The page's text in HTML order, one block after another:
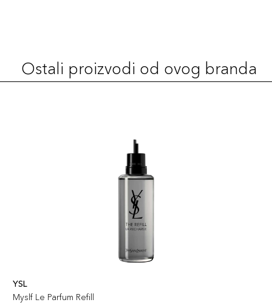
Ostali proizvodi od ovog branda
YSL
Myslf Le Parfum Refill